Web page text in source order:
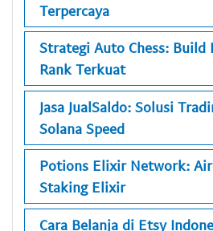
Terpercaya
Strategi Auto Chess: Build
Rank Terkuat
Jasa JualSaldo: Solusi
Solana Speed
Potions Elixir Network:
Staking Elixir
Cara Belanja di Etsy